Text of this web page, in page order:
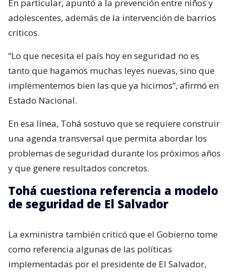
En particular, apuntó a la prevención entre niños y
adolescentes, además de la intervención de barrios
críticos.
“Lo que necesita el país hoy en seguridad no es
tanto que hagamos muchas leyes nuevas, sino que
implementemos bien las que ya hicimos”, afirmó en
Estado Nacional.
En esa línea, Tohá sostuvo que se requiere construir
una agenda transversal que permita abordar los
problemas de seguridad durante los próximos años
y que genere resultados concretos.
Tohá cuestiona referencia a modelo
de seguridad de El Salvador
La exministra también criticó que el Gobierno tome
como referencia algunas de las políticas
implementadas por el presidente de El Salvador,